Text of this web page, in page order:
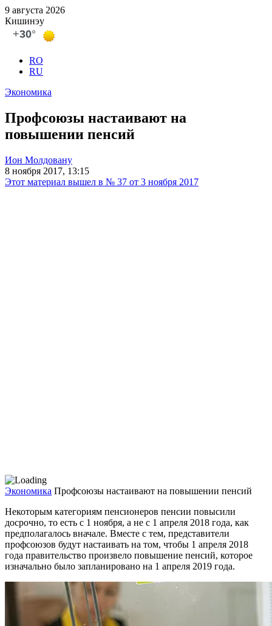
9 августа 2026
Кишинэу
RO
RU
Экономика
Профсоюзы настаивают на
повышении пенсий
Ион Молдовану
8 ноября 2017, 13:15
Этот материал вышел в № 37 от 3 ноября 2017
Экономика Профсоюзы настаивают на повышении пенсий
Некоторым категориям пен­сионеров пенсии повысили
досрочно, то есть с 1 нояб­ря, а не с 1 апреля 2018 года, как
предполагалось вначале. Вместе с тем, представители
профсоюзов будут настаивать на том, чтобы 1 апреля 2018
года правительство произве­ло повышение пенсий, кото­рое
изначально было запла­нировано на 1 апреля 2019 года.